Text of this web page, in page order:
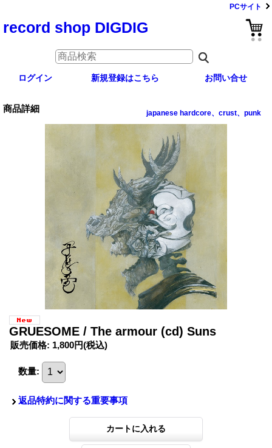
PCサイト
record shop DIGDIG
ログイン 新規登録はこちら お問い合せ
商品詳細 japanese hardcore、crust、punk
GRUESOME / The armour (cd) Suns
販売価格: 1,800円(税込)
数量:
返品特約に関する重要事項